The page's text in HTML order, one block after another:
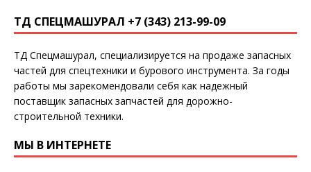
ТД СПЕЦМАШУРАЛ +7 (343) 213-99-09
ТД Спецмашурал, специализируется на продаже запасных
частей для спецтехники и бурового инструмента. За годы
работы мы зарекомендовали себя как надежный
поставщик запасных запчастей для дорожно-
строительной техники.
МЫ В ИНТЕРНЕТЕ